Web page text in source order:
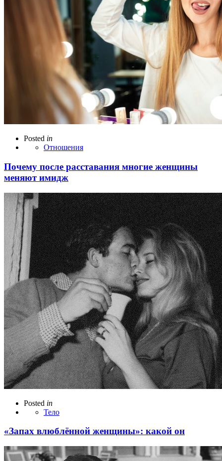
Posted in
Отношения
Почему после расставания многие женщины
меняют имидж
Posted in
Тело
«Запах влюблённой женщины»: какой он